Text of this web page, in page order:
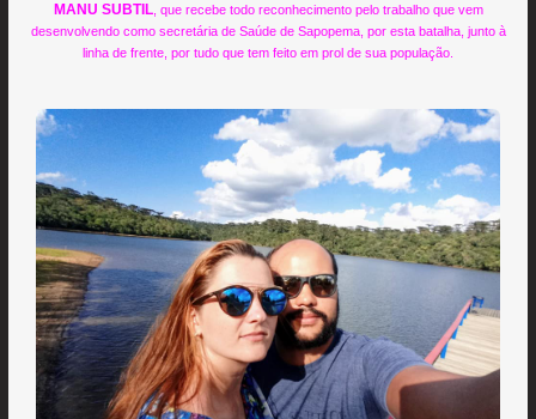
MANU SUBTIL, que recebe todo reconhecimento pelo trabalho que vem
desenvolvendo como secretária de Saúde de Sapopema, por esta batalha, junto à
linha de frente, por tudo que tem feito em prol de sua população.